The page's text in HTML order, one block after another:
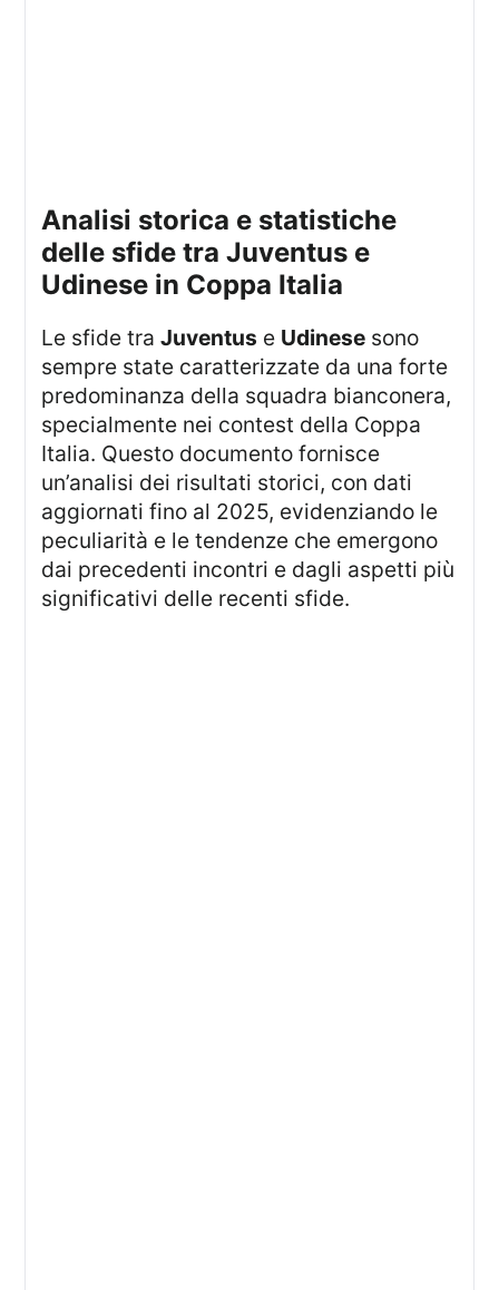
Analisi storica e statistiche
delle sfide tra Juventus e
Udinese in Coppa Italia
Le sfide traJuventus e Udinese sono
sempre state caratterizzate da una forte
predominanza della squadra bianconera,
specialmente nei contest della Coppa
Italia. Questo documento fornisce
un’analisi dei risultati storici, con dati
aggiornati fino al 2025, evidenziando le
peculiarità e le tendenze che emergono
dai precedenti incontri e dagli aspetti più
significativi delle recenti sfide.